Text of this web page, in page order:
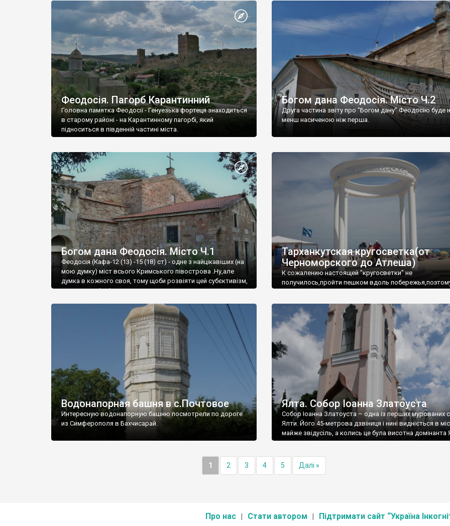
Феодосія. Пагорб Карантинний
Головна памятка Феодосії - Генуезька фортеця знаходиться
в старому районі - на Карантинному пагорбі, який
підноситься в південній частині міста.
Богом дана Феодосія. Місто Ч.2
Друга частина звіту про "Богом дану" Феодосію буде
менш насиченою ніж перша.
Богом дана Феодосія. Місто Ч.1
Феодосія (Кафа-12 (13) -15 (18) ст) - одне з найцікавіших (на
мою думку) міст всього Кримського півострова .Ну,але
думка в кожного своя, тому щоби розвіяти цей субєктивізм,
запрошую відвідати це
Тарханкутская кругосветка(от
Черноморского до Атлеша)
К сожалению настоящей "кругосветки" не
получилось,пройти пешком вдоль
Водонапорная башня в с.Почтовое
Интересную водонапорную башню посмотрели по дороге
из Симферополя в Бахчисарай.
Ялта. Собор Іоанна Златоуста
Собор Іоанна Златоуста – одна із перших мурованих
Ялти. Його 45-метрова дзвіниця і нині видніється в
майже звідусіль, а колись це була висотна домінанта
1 2 3 4 5 Далі »
Про нас Стати автором Підтримати сайт “Україна